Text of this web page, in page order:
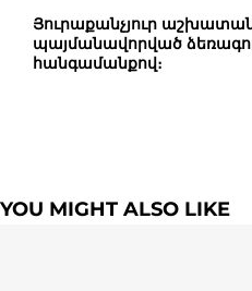
Յուրաքանչյուր
պայմանավորված
հանգամանքով։
YOU MIGHT ALSO LIKE